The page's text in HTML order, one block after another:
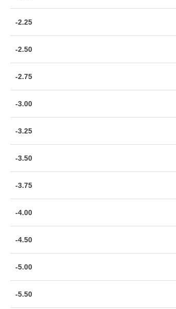
-2.25
-2.50
-2.75
-3.00
-3.25
-3.50
-3.75
-4.00
-4.50
-5.00
-5.50